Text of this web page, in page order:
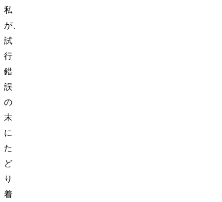
私
が、
試
行
錯
誤
の
末
に
た
ど
り
着